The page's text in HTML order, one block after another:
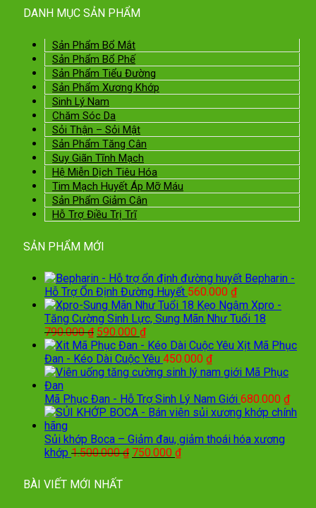
DANH MỤC SẢN PHẨM
Sản Phẩm Bổ Mắt
Sản Phẩm Bổ Phế
Sản Phẩm Tiểu Đường
Sản Phẩm Xương Khớp
Sinh Lý Nam
Chăm Sóc Da
Sỏi Thận – Sỏi Mật
Sản Phẩm Tăng Cân
Suy Giãn Tĩnh Mạch
Hệ Miễn Dịch Tiêu Hóa
Tim Mạch Huyết Áp Mỡ Máu
Sản Phẩm Giảm Cân
Hỗ Trợ Điều Trị Trĩ
SẢN PHẨM MỚI
Bepharin -
Hỗ Trợ Ổn Định Đường Huyết 560.000 ₫
Kẹo Ngậm Xpro -
Tăng Cường Sinh Lực, Sung Mãn Như Tuổi 18
790.000₫ Giá
gốc
là:
790.000 ₫.
590.000 ₫Giá
hiện
tại
là:
Xịt Mã Phục
Đan - Kéo Dài Cuộc Yêu 450.000 ₫
Mã Phục Đan - Hỗ Trợ Sinh Lý Nam Giới 680.000 ₫
Sủi khớp Boca – Giảm đau, giảm thoái hóa xương
khớp 1.500.000₫ Giá
750.000 ₫Giá
BÀI VIẾT MỚI NHẤT